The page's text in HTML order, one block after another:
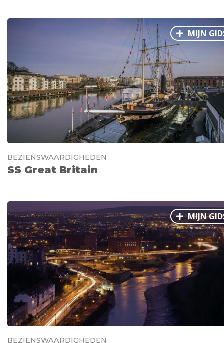
MIJN
BEZIENSWAARDIGHEDEN
SS Great Britain
MIJN
BEZIENSWAARDIGHEDEN